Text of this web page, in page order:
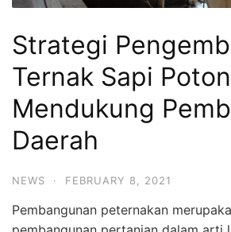
Strategi
Ternak Sapi
Mendukung
Daerah
NEWS · FEBRUARY 8, 2021
Pembangunan peternakan